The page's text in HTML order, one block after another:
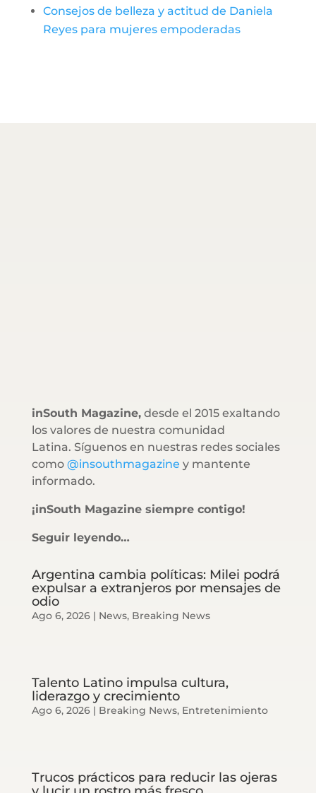
Consejos de belleza y actitud de Daniela
Reyes para mujeres empoderadas
inSouth Magazine,desde el 2015 exaltando
los valores de nuestra comunidad
Latina. Síguenos en nuestras redes sociales
como @insouthmagazine y mantente
informado.
¡inSouth Magazine siempre contigo!
Seguir leyendo…
Argentina cambia políticas: Milei podrá
expulsar a extranjeros por mensajes de
odio
Ago 6, 2026| News, Breaking News
Talento Latino impulsa cultura,
liderazgo y crecimiento
Ago 6, 2026| Breaking News, Entretenimiento
Trucos prácticos para reducir las ojeras